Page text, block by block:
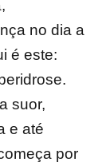
no dia a
é este:
suor,
e até
por